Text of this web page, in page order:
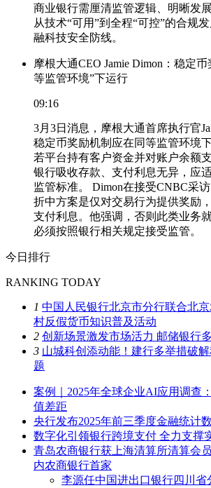
商业银行需厘清监管逻辑、明晰发
从技术“可用”到全程“可控”的合规
融科技安全防线。
摩根大通CEO Jamie Dimon：稳定
等监管环境”下运行
09:16
3月3日消息，摩根大通首席执行官
稳定币奖励机制应在同等监管环境
若平台持有客户资金并对账户余额
银行吸收存款、支付利息无异，应
监管标准。 Dimon在接受CNBC采
折中方案是仅对交易行为提供奖励
支付利息。他强调，否则此类业务
必须按照银行相关规定接受监管。
今日排行
RANKING TODAY
1 中国人民银行北京市分行联合北
村反假货币知识普及活动
2 创新场景激发市场活力 邮储银行
3 山城科创添动能！建行多举措破
题
案例｜2025年全球企业AI应用调查
值差距
央行发布2025年前三季度金融统计
数字化引领银行跨境支付 全力支撑
青岛农商银行获上海清算所清算会
内农商银行首家
李源任中国进出口银行四川省